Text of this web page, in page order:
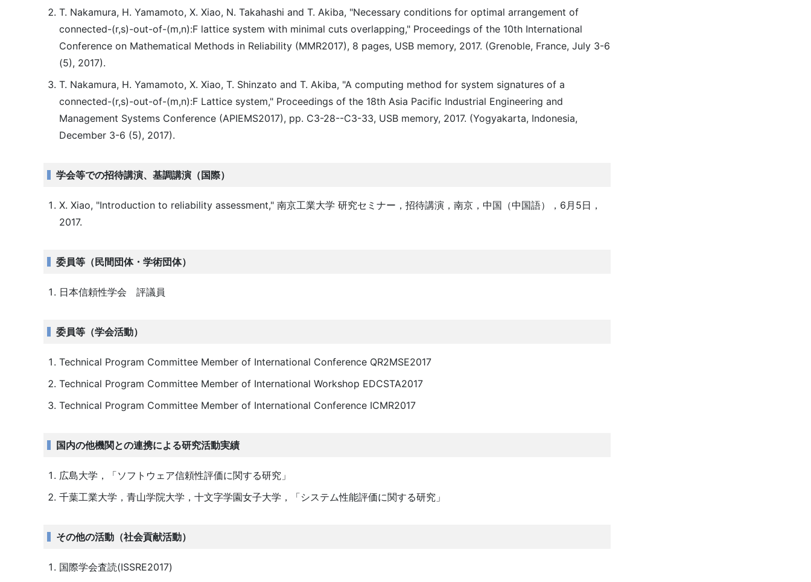
T. Nakamura, H. Yamamoto, X. Xiao, N. Takahashi and T. Akiba, "Necessary conditions for optimal arrangement of
connected-(r,s)-out-of-(m,n):F lattice system with minimal cuts overlapping," Proceedings of the 10th International
Conference on Mathematical Methods in Reliability (MMR2017), 8 pages, USB memory, 2017. (Grenoble, France, July 3-6
(5), 2017).
T. Nakamura, H. Yamamoto, X. Xiao, T. Shinzato and T. Akiba, "A computing method for system signatures of a
connected-(r,s)-out-of-(m,n):F Lattice system," Proceedings of the 18th Asia Pacific Industrial Engineering and
Management Systems Conference (APIEMS2017), pp. C3-28--C3-33, USB memory, 2017. (Yogyakarta, Indonesia,
December 3-6 (5), 2017).
学会等での招待講演、基調講演（国際）
X. Xiao, "Introduction to reliability assessment," 南京工業大学 研究セミナー，招待講演，南京，中国（中国語），6月5日，
2017.
委員等（民間団体・学術団体）
日本信頼性学会 評議員
委員等（学会活動）
Technical Program Committee Member of International Conference QR2MSE2017
Technical Program Committee Member of International Workshop EDCSTA2017
Technical Program Committee Member of International Conference ICMR2017
国内の他機関との連携による研究活動実績
広島大学，「ソフトウェア信頼性評価に関する研究」
千葉工業大学，青山学院大学，十文字学園女子大学，「システム性能評価に関する研究」
その他の活動（社会貢献活動）
国際学会査読(ISSRE2017)